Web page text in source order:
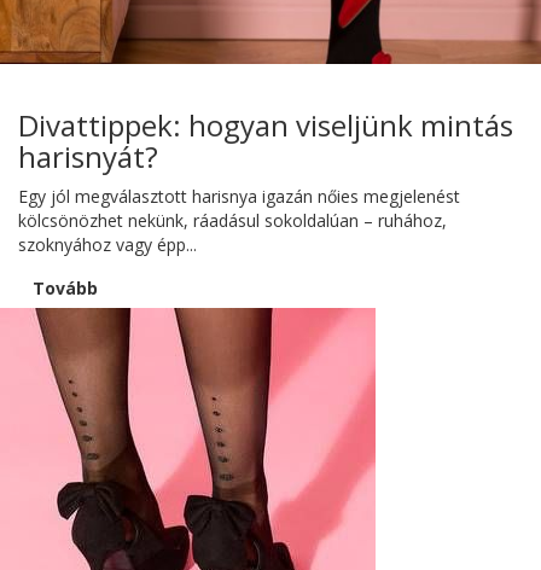
Divattippek: hogyan viseljünk mintás
harisnyát?
Egy jól megválasztott harisnya igazán nőies megjelenést
kölcsönözhet nekünk, ráadásul sokoldalúan – ruhához,
szoknyához vagy épp...
Tovább